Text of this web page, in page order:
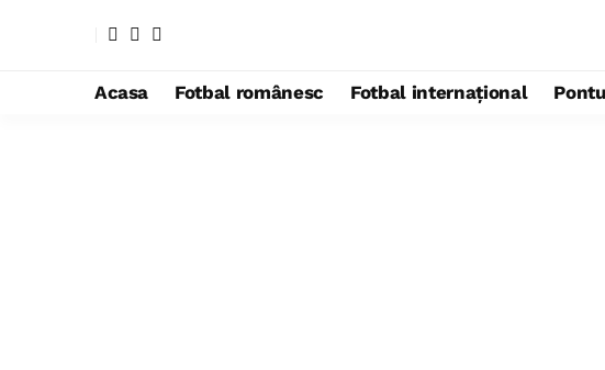
Acasa Fotbal românesc Fotbal internațional